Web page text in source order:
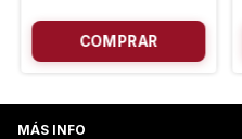
MÁS INFO